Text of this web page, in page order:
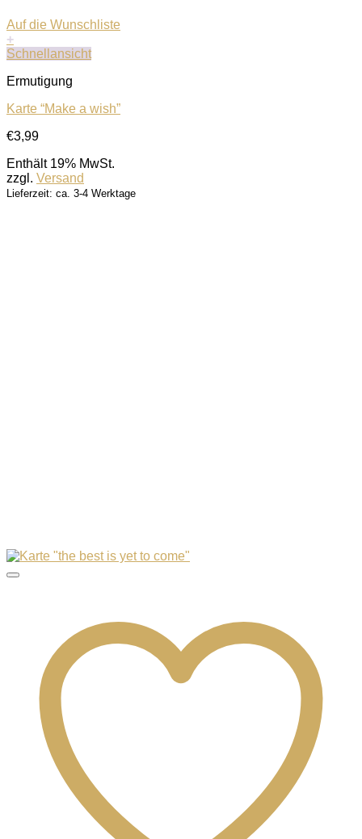
Auf die Wunschliste
+
Schnellansicht
Ermutigung
Karte “Make a wish”
€3,99
Enthält 19% MwSt.
zzgl. Versand
Lieferzeit: ca. 3-4 Werktage